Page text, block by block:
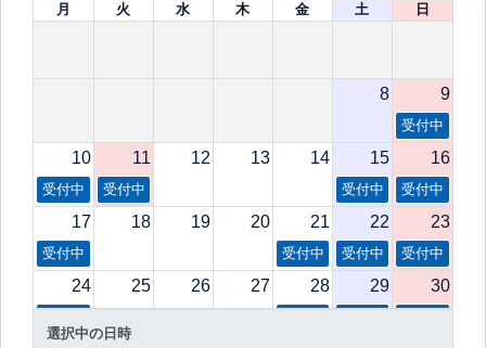
月 火 水 木 金 土 日
8 9
受付中
10 11 12 13 14 15 16
受付中 受付中 受付中 受付中
17 18 19 20 21 22 23
受付中 受付中 受付中 受付中
24 25 26 27 28 29 30
選択中の日時